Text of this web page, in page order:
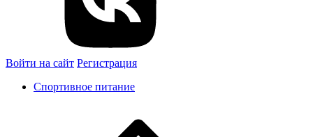
Войти на сайт Регистрация
Спортивное питание